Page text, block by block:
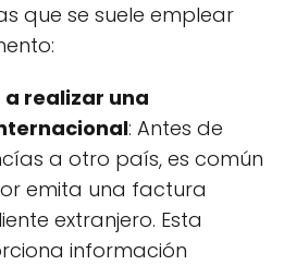
que se suele emplear
a realizar una
: Antes de
a otro país, es común
emita una factura
extranjero. Esta
información